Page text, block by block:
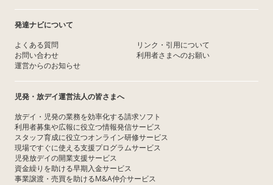
発達ナビについて
よくある質問
お問い合わせ
運営からのお知らせ
リンク・引用について
利用者さまへのお願い
児発・放デイ運営法人の皆さまへ
放デイ・児発の業務を効率化する請求ソフト
利用者募集や広報に役立つ情報発信サービス
スタッフ育成に役立つオンライン研修サービス
現場ですぐに使える支援プログラムサービス
児発放デイの開業支援サービス
資金繰りを助ける早期入金サービス
事業譲渡・売買を助けるM&A仲介サービス